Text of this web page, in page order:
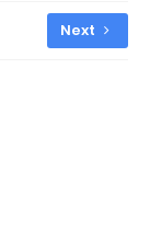
Next